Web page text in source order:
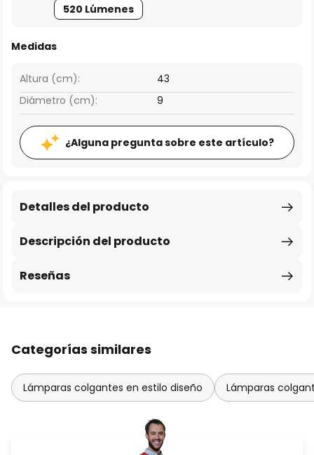
520 Lúmenes
Medidas
Altura (cm):
43
Diámetro (cm):
9
¿Alguna pregunta sobre este artículo?
Descripción del producto
Detalles del producto
Reseñas
Categorías similares
Lámparas colgantes en estilo diseño Lámparas